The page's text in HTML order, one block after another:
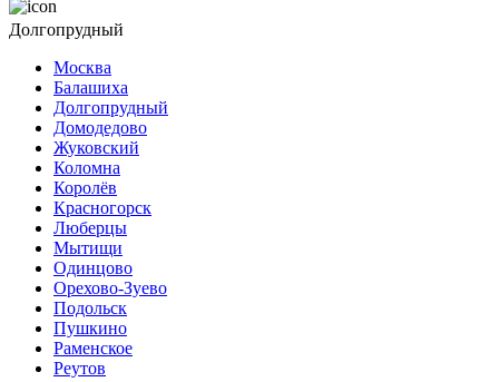
Долгопрудный
Москва
Балашиха
Долгопрудный
Домодедово
Жуковский
Коломна
Королёв
Красногорск
Люберцы
Мытищи
Одинцово
Орехово-Зуево
Подольск
Пушкино
Раменское
Реутов